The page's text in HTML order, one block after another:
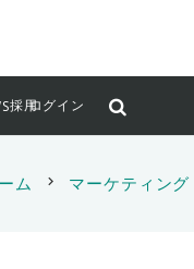
採用ログイン
ム chevron_right マーケティング